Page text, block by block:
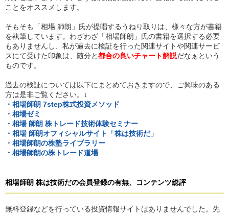
ことをオススメします。
そもそも「相場 師朗」氏が提唱するうねり取りは、様々な方が書籍
を執筆しています。わざわざ「相場師朗」氏の書籍を選択する必要
もありませんし、私が過去に検証を行った関連サイトや関連サービ
スにて受けた印象は、随分と都合の良いチャート解説だなぁという
ものです。
過去の検証については以下にまとめておきますので、ご興味のある
方は是非ご覧ください。↓
・相場師朗 7step株式投資メソッド
・相場ゼミ
・相場 師朗 株トレード技術体験セミナー
・相場 師朗オフィシャルサイト「株は技術だ」
・相場師朗の株塾ライブラリー
・相場師朗の株トレード道場
相場師朗 株は技術だの会員登録の有無、コンテンツ総評
無料登録などを行っている投資情報サイトはありませんでした。先